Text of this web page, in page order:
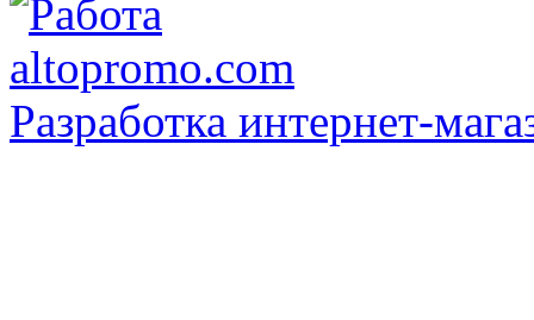
Разработка интернет-